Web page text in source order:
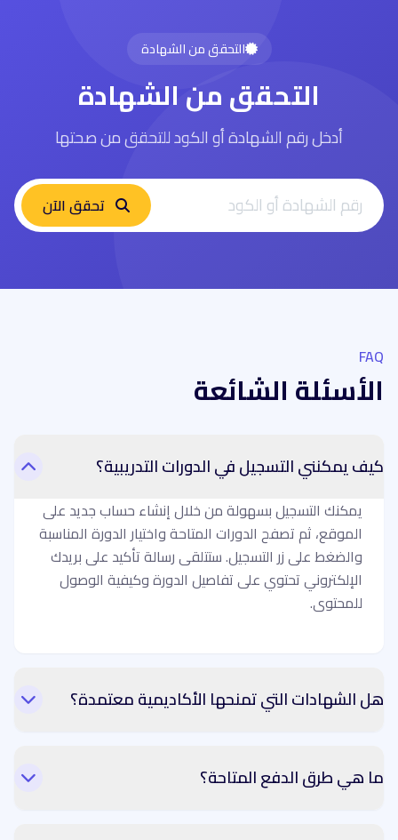
التحقق من الشهادة
التحقق من الشهادة
أدخل رقم الشهادة أو الكود للتحقق من صحتها
FAQ
الأسئلة الشائعة
كيف يمكنني التسجيل في الدورات التدريبية؟
يمكنك التسجيل بسهولة من خلال إنشاء حساب جديد على
الموقع، ثم تصفح الدورات المتاحة واختيار الدورة المناسبة
والضغط على زر التسجيل. ستتلقى رسالة تأكيد على بريدك
الإلكتروني تحتوي على تفاصيل الدورة وكيفية الوصول
للمحتوى.
هل الشهادات التي تمنحها الأكاديمية معتمدة؟
ما هي طرق الدفع المتاحة؟